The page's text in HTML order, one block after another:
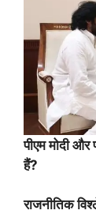
पीएम मोदी
हैं?
राजनीतिक